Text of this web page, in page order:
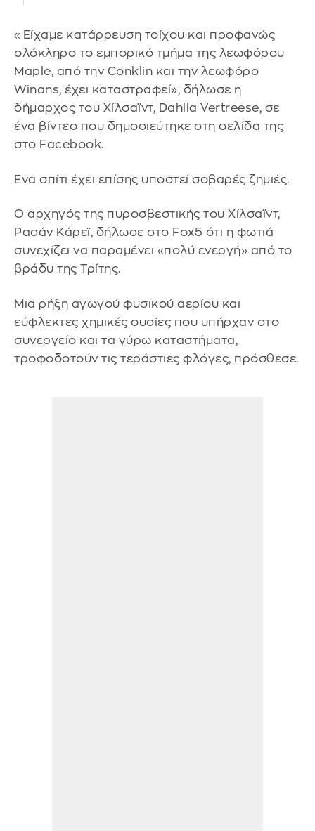
«Είχαμε κατάρρευση τοίχου και προφανώς
ολόκληρο το εμπορικό τμήμα της λεωφόρου
Maple, από την Conklin και την λεωφόρο
Winans, έχει καταστραφεί», δήλωσε η
δήμαρχος του Χίλσαϊντ, Dahlia Vertreese, σε
ένα βίντεο που δημοσιεύτηκε στη σελίδα της
στο Facebook.
Ενα σπίτι έχει επίσης υποστεί σοβαρές ζημιές.
Ο αρχηγός της πυροσβεστικής του Χίλσαϊντ,
Ρασάν Κάρεϊ, δήλωσε στο Fox5 ότι η φωτιά
συνεχίζει να παραμένει «πολύ ενεργή» από το
βράδυ της Τρίτης.
Μια ρήξη αγωγού φυσικού αερίου και
εύφλεκτες χημικές ουσίες που υπήρχαν στο
συνεργείο και τα γύρω καταστήματα,
τροφοδοτούν τις τεράστιες φλόγες, πρόσθεσε.